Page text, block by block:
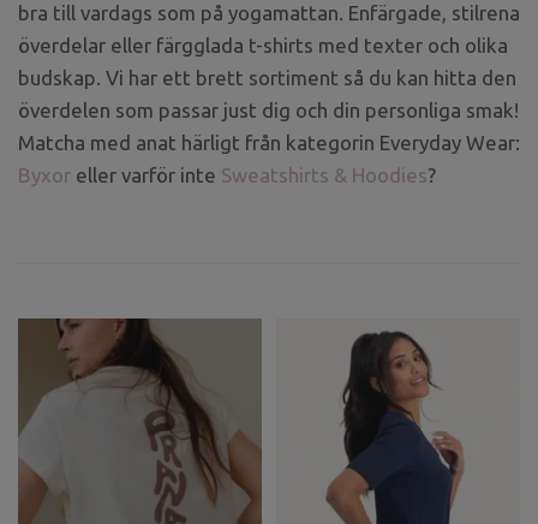
bra till vardags som på yogamattan. Enfärgade, stilrena
överdelar eller färgglada t-shirts med texter och olika
budskap. Vi har ett brett sortiment så du kan hitta den
överdelen som passar just dig och din personliga smak!
Matcha med anat härligt från kategorin Everyday Wear:
Byxor eller varför inte Sweatshirts & Hoodies?